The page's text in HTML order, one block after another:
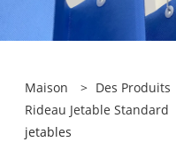
Maison > Des Produits
Rideau Jetable Standard
jetables